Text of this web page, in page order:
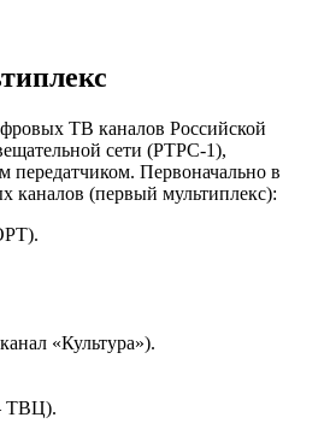
ТВ каналов Российской
сети (РТРС-1),
Первоначально в
каналов (первый мультиплекс):
«Культура»).
ТВЦ).